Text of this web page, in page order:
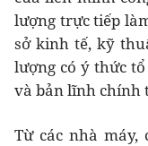
lượng trực tiếp
sở kinh tế, kỹ
lượng có ý thức
và bản lĩnh chính
Từ các nhà máy,